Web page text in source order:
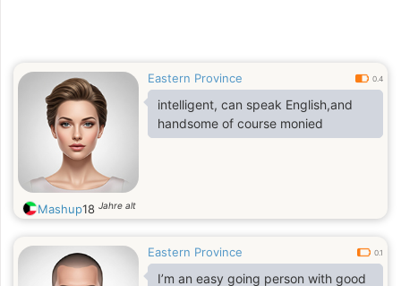
Eastern Province 0.4
intelligent, can speak English,and
handsome of course monied
Mashup18 Jahre alt
Eastern Province 0.1
I’m an easy going person with good